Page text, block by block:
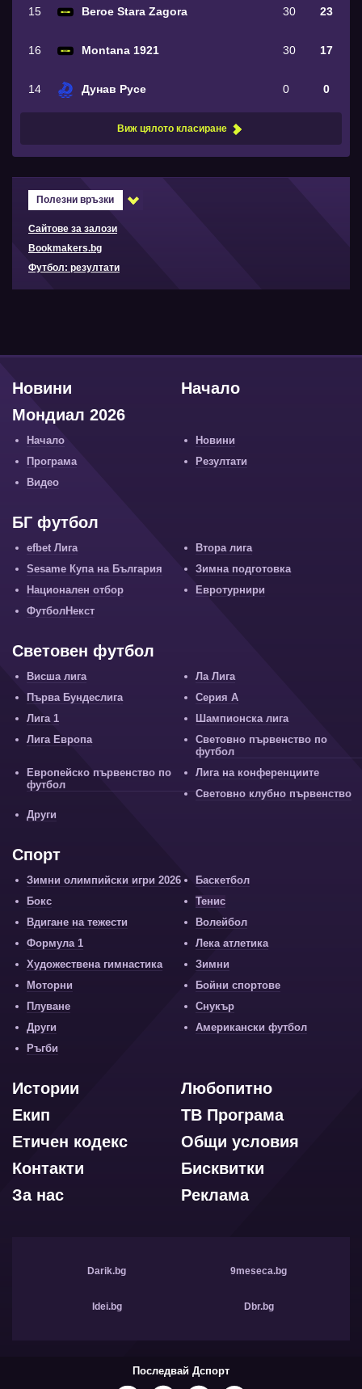
15 Beroe Stara Zagora 30 23
16 Montana 1921 30 17
14 Дунав Русе 0 0
Виж цялото класиране
Полезни връзки
Сайтове за залози
Bookmakers.bg
Футбол: резултати
Начало
Новини
Мондиал 2026
Начало
Новини
Програма
Резултати
Видео
БГ футбол
efbet Лига
Втора лига
Sesame Купа на България
Зимна подготовка
Национален отбор
Евротурнири
ФутболНекст
Световен футбол
Висша лига
Ла Лига
Първа Бундеслига
Серия А
Лига 1
Шампионска лига
Лига Европа
Световно първенство по
футбол
Европейско първенство по
футбол
Лига на конференциите
Световно клубно първенство
Други
Спорт
Зимни олимпийски игри 2026
Баскетбол
Бокс
Тенис
Вдигане на тежести
Волейбол
Формула 1
Лека атлетика
Художествена гимнастика
Зимни
Моторни
Бойни спортове
Плуване
Снукър
Други
Американски футбол
Ръгби
Любопитно
Истории
ТВ Програма
Екип
Общи условия
Етичен кодекс
Бисквитки
Контакти
Реклама
За нас
Darik.bg 9meseca.bg
Idei.bg Dbr.bg
Последвай Дспорт